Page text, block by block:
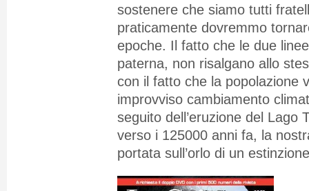
sostenere che siamo tutti
praticamente dovremmo
epoche. Il fatto che le due
paterna, non risalgano allo
con il fatto che la popolazione
improvviso cambiamento
seguito dell’eruzione del Lago
verso i 125000 anni fa, la
portata sull’orlo di un